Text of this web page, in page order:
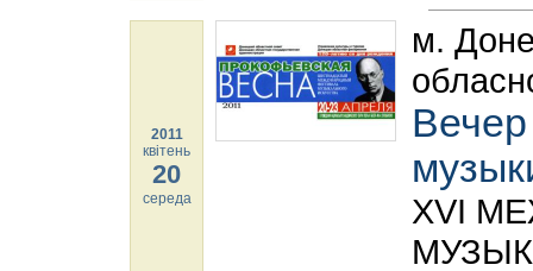
2011
квітень
20
середа
м.
XVI